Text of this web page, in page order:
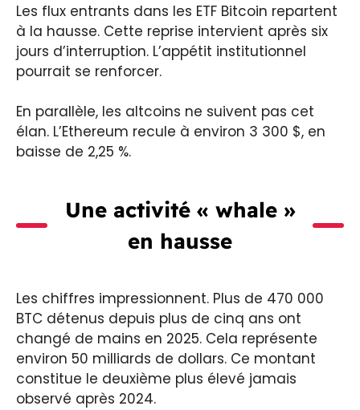
Les flux entrants dans les ETF Bitcoin repartent
à la hausse. Cette reprise intervient après six
jours d’interruption. L’appétit institutionnel
pourrait se renforcer.
En parallèle, les altcoins ne suivent pas cet
élan. L’Ethereum recule à environ 3 300 $, en
baisse de 2,25 %.
Une activité « whale »
en hausse
Les chiffres impressionnent. Plus de 470 000
BTC détenus depuis plus de cinq ans ont
changé de mains en 2025. Cela représente
environ 50 milliards de dollars. Ce montant
constitue le deuxième plus élevé jamais
observé après 2024.